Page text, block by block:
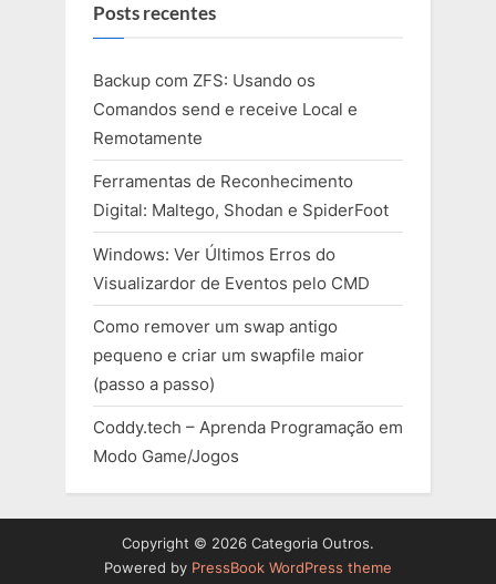
Posts recentes
Backup com ZFS: Usando os
Comandos send e receive Local e
Remotamente
Ferramentas de Reconhecimento
Digital: Maltego, Shodan e SpiderFoot
Windows: Ver Últimos Erros do
Visualizardor de Eventos pelo CMD
Como remover um swap antigo
pequeno e criar um swapfile maior
(passo a passo)
Coddy.tech – Aprenda Programação em
Modo Game/Jogos
Copyright © 2026 Categoria Outros.
Powered by PressBook WordPress theme